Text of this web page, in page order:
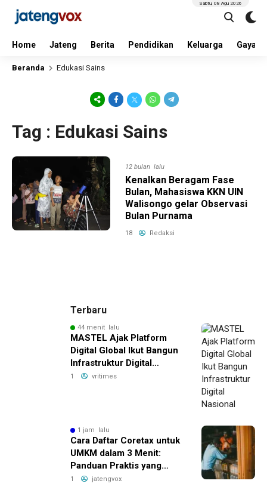
Home Jateng Berita Pendidikan Keluarga Gaya
Sabtu, 08 Agu 2026
Beranda Edukasi Sains
Tag : Edukasi Sains
12 bulan lalu
Kenalkan Beragam Fase
Bulan, Mahasiswa KKN UIN
Walisongo gelar Observasi
Bulan Purnama
18 Redaksi
Terbaru
44 menit lalu
MASTEL Ajak Platform
Digital Global Ikut Bangun
Infrastruktur Digital
Nasional
1 vritimes
1 jam lalu
Cara Daftar Coretax untuk
UMKM dalam 3 Menit:
Panduan Praktis yang
Bikin Bisnis Anda Lebih
1 jatengvox